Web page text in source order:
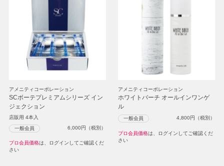
アメニティコーポレーション
SCボーテプレミアムシリーズ イン
ジェクション
店販用 4本入
一般会員 6,000円（税別）
プロ会員価格は、ログインしてご確認くだ
さい
アメニティコーポレーション
ホワイトバーチ オールインワンゲ
ル
一般会員 4,800円（税別）
プロ会員価格は、ログインしてご確認くだ
さい